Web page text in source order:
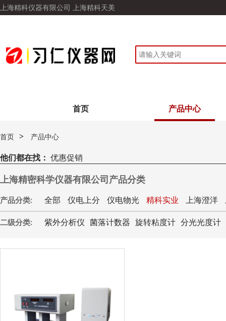
上海精科仪器有限公司 上海精科天美
首页 产品中心
首页 > 产品中心
他们都在找： 优惠促销
上海精密科学仪器有限公司产品分类
产品分类: 全部 仪电上分 仪电物光 精科实业 上海澄洋
二级分类: 紫外分析仪 菌落计数器 旋转粘度计 分光光度计